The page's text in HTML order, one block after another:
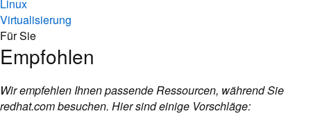
Linux
Virtualisierung
Für Sie
Empfohlen
Wir empfehlen Ihnen passende Ressourcen, während Sie
redhat.com besuchen. Hier sind einige Vorschläge: